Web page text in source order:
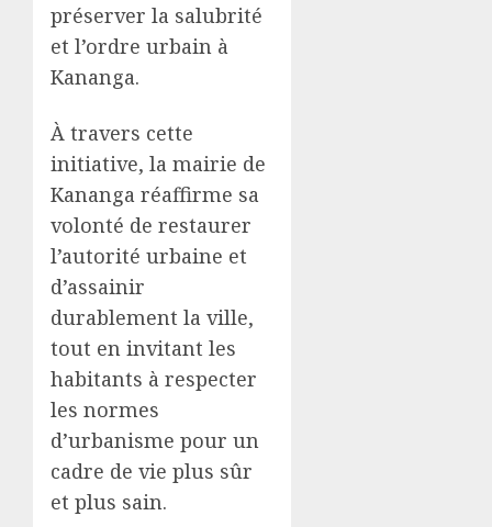
préserver la salubrité
et l’ordre urbain à
Kananga.
À travers cette
initiative, la mairie de
Kananga réaffirme sa
volonté de restaurer
l’autorité urbaine et
d’assainir
durablement la ville,
tout en invitant les
habitants à respecter
les normes
d’urbanisme pour un
cadre de vie plus sûr
et plus sain.